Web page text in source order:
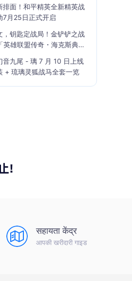
排面！和平精英全新精英战
7月25日正式开启
，钥匙定战局！金铲铲之战
英雄联盟传奇・海克斯典
音九尾 - 璃 7 月 10 日上线
+ 琉璃灵狐战马全套一览
सहायता केंद्र
आपकी खरीदारी गाइड